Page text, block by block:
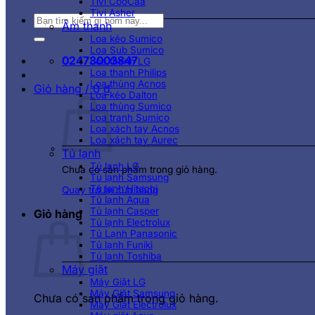
Tìm
kiếm:
02473003847
Giỏ hàng /0₫
Chưa có sản phẩm trong giỏ hàng.
Quay trở lại cửa hàng
Giỏ hàng
Chưa có sản phẩm trong giỏ hàng.
Tivi Asher
Âm thanh
Loa kéo Sumico
Loa Sub Sumico
Loa thanh LG
Loa thanh Philips
Loa thùng Acnos
Loa kéo Dalton
Loa thùng Sumico
Loa tranh Sumico
Loa xách tay Acnos
Loa xách tay Aurec
Tủ lạnh
Tủ lạnh LG
Tủ lạnh Samsung
Tủ lạnh Hitachi
Tủ lạnh Aqua
Tủ lạnh Casper
Tủ lạnh Electrolux
Tủ Lạnh Panasonic
Tủ lạnh Funiki
Tủ lạnh Toshiba
Máy giặt
Máy Giặt LG
Máy Giặt Samsung
Máy Giặt Electrolux